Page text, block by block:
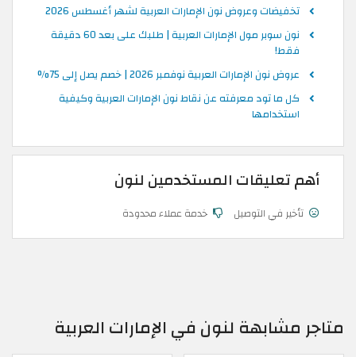
تخفيضات وعروض نون الإمارات العربية لشهر أغسطس 2026
نون سوبر مول الإمارات العربية | طلبك على بعد 60 دقيقة
فقط!
عروض نون الإمارات العربية نوفمبر 2026 | خصم يصل إلى 75%
كل ما تود معرفته عن نقاط نون الإمارات العربية وكيفية
استخدامها
أهم تعليقات المستخدمين لنون
تأخير في التوصيل خدمة عملاء محدودة
متاجر مشابهة لنون في الإمارات العربية